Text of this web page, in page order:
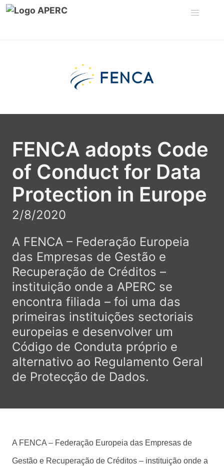
FENCA adopts Code
of Conduct for Data
Protection in Europe
2/8/2020
A FENCA – Federação Europeia
das Empresas de Gestão e
Recuperação de Créditos –
instituição onde a APERC se
encontra filiada – foi uma das
primeiras instituições sectoriais
europeias e desenvolver um
Código de Conduta próprio e
alternativo ao Regulamento Geral
de Protecção de Dados.
A FENCA – Federação Europeia das Empresas de
Gestão e Recuperação de Créditos – instituição onde a